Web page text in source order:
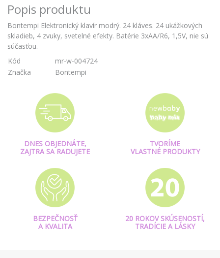
Popis produktu
Bontempi Elektronický klavír modrý. 24 kláves. 24 ukážkových
skladieb, 4 zvuky, svetelné efekty. Batérie 3xAA/R6, 1,5V, nie sú
súčasťou.
Kód
mr-w-004724
Značka
Bontempi
DNES OBJEDNÁTE,
ZAJTRA SA RADUJETE
TVORÍME
VLASTNÉ PRODUKTY
BEZPEČNOSŤ
A KVALITA
20 ROKOV SKÚSENOSTÍ,
TRADÍCIE A LÁSKY